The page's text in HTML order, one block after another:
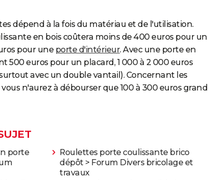
dépend à la fois du matériau et de l'utilisation.
en bois coûtera moins de 400 euros pour un
pour une porte d'intérieur. Avec une porte en
500 euros pour un placard, 1 000 à 2 000 euros
avec un double vantail). Concernant les
n'aurez à débourser que 100 à 300 euros grand
porte
Roulettes porte coulissante brico
dépôt > Forum Divers bricolage et
travaux